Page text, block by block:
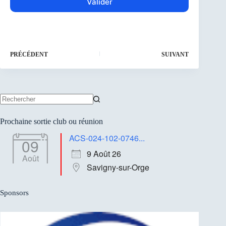
PRÉCÉDENT SUIVANT
résultat
Prochaine sortie club ou réunion
09
Août
ACS-024-102-0746...
9 Août 26
Savigny-sur-Orge
Sponsors